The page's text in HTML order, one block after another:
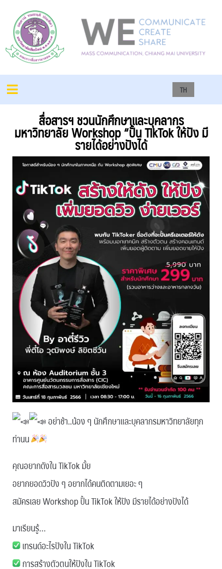
TH
สื่อสารฯ ชวนนักศึกษาและบุคลากร
มหาวิทยาลัย Workshop “ปั้น TikTok ให้ปัง มี
รายได้อย่างปังได้
อย่าช้า..น้อง ๆ นักศึกษาและบุคลากรมหาวิทยาลัยทุก
ท่านน
คุณอยากดังใน TikTok มั้ย
อยากยอดวิวปัง ๆ อยากได้คนติดตามเยอะ ๆ
สมัครเลย Workshop ปั้น TikTok ให้ปัง มีรายได้อย่างปังได้
มาเรียนรู้…
เทรนด์อะไรปังใน TikTok
การสร้างตัวตนให้ปังใน TikTok